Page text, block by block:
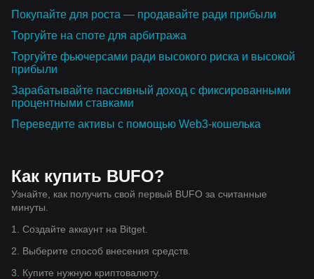
Покупайте для роста — продавайте ради прибыли
Торгуйте на споте для арбитража
Торгуйте фьючерсами ради высокого риска и высокой
прибыли
Зарабатывайте пассивный доход с фиксированными
процентными ставками
Переведите активы с помощью Web3-кошелька
Как купить BUFO?
Узнайте, как получить свой первый BUFO за считанные
минуты.
1. Создайте аккаунт на Bitget.
2. Выберите способ внесения средств.
3. Купите нужную криптовалюту.